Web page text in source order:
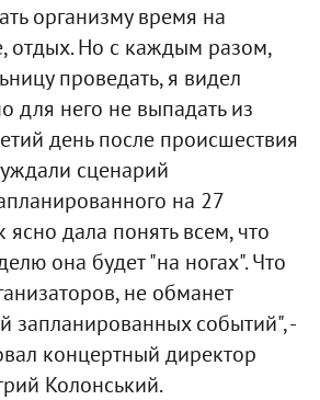
организму время на
отдых. Но с каждым разом,
проведать, я видел
для него не выпадать из
день после происшествия
сценарий
на 27
ясно дала понять всем, что
она будет "на ногах". Что
не обманет
запланированных событий", -
концертный директор
Колонський.